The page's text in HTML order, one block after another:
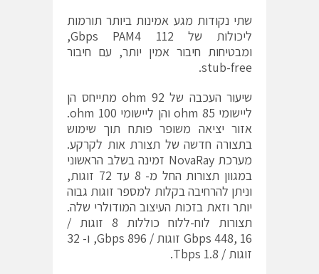
שתי נקודות מגע אמינות ביותר תורמות
ליכולות של Gbps PAM4 112,
ומבטיחות חיבור אמין יותר, עם חיבור
stub-free.
שיעור העכבה של ohm 92 מתייחס הן
ליישומי ohm 85 והן ליישומי ohm 100.
אזור יציאה משופר פותח תוך שימוש
בתצורה חדשה של תצורת אות לקרקע.
מערכת NovaRay זמינה בשלב הראשוני
במגוון תצורות החל מ- 8 עד 72 זוגות,
וניתן להרחיבה בקלות למספר זוגות גבוה
יותר וזאת בזכות העיצוב המודולרי שלה.
תצורות לוח-ללוח כוללות 8 זוגות /
Gbps 448, 16 זוגות / Gbps 896, ו- 32
זוגות / Tbps 1.8.